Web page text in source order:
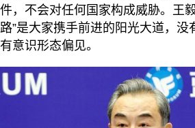
件，不会对任何国家构成威胁。王
路”是大家携手前进的阳光大道，没
有意识形态偏见。